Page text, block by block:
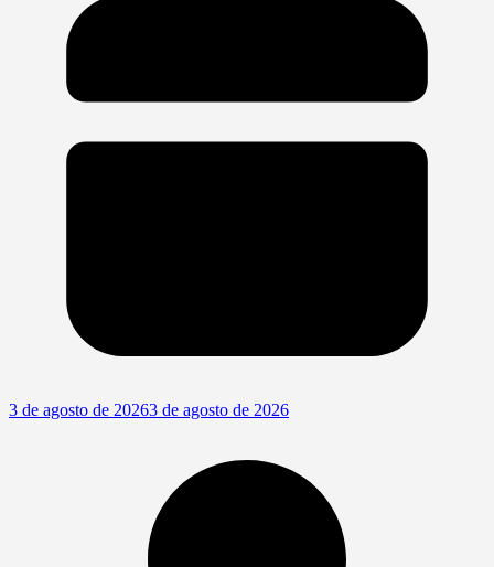
3 de agosto de 20263 de agosto de 2026